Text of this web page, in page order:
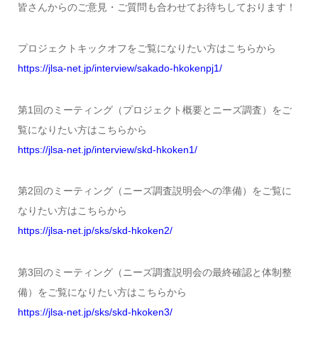
皆さんからのご意見・ご質問も合わせてお待ちしております！
プロジェクトキックオフをご覧になりたい方はこちらから
https://jlsa-net.jp/interview/sakado-hkokenpj1/
第1回のミーティング（プロジェクト概要とニーズ調査）をご
覧になりたい方はこちらから
https://jlsa-net.jp/interview/skd-hkoken1/
第2回のミーティング（ニーズ調査説明会への準備）をご覧に
なりたい方はこちらから
https://jlsa-net.jp/sks/skd-hkoken2/
第3回のミーティング（ニーズ調査説明会の最終確認と体制整
備）をご覧になりたい方はこちらから
https://jlsa-net.jp/sks/skd-hkoken3/